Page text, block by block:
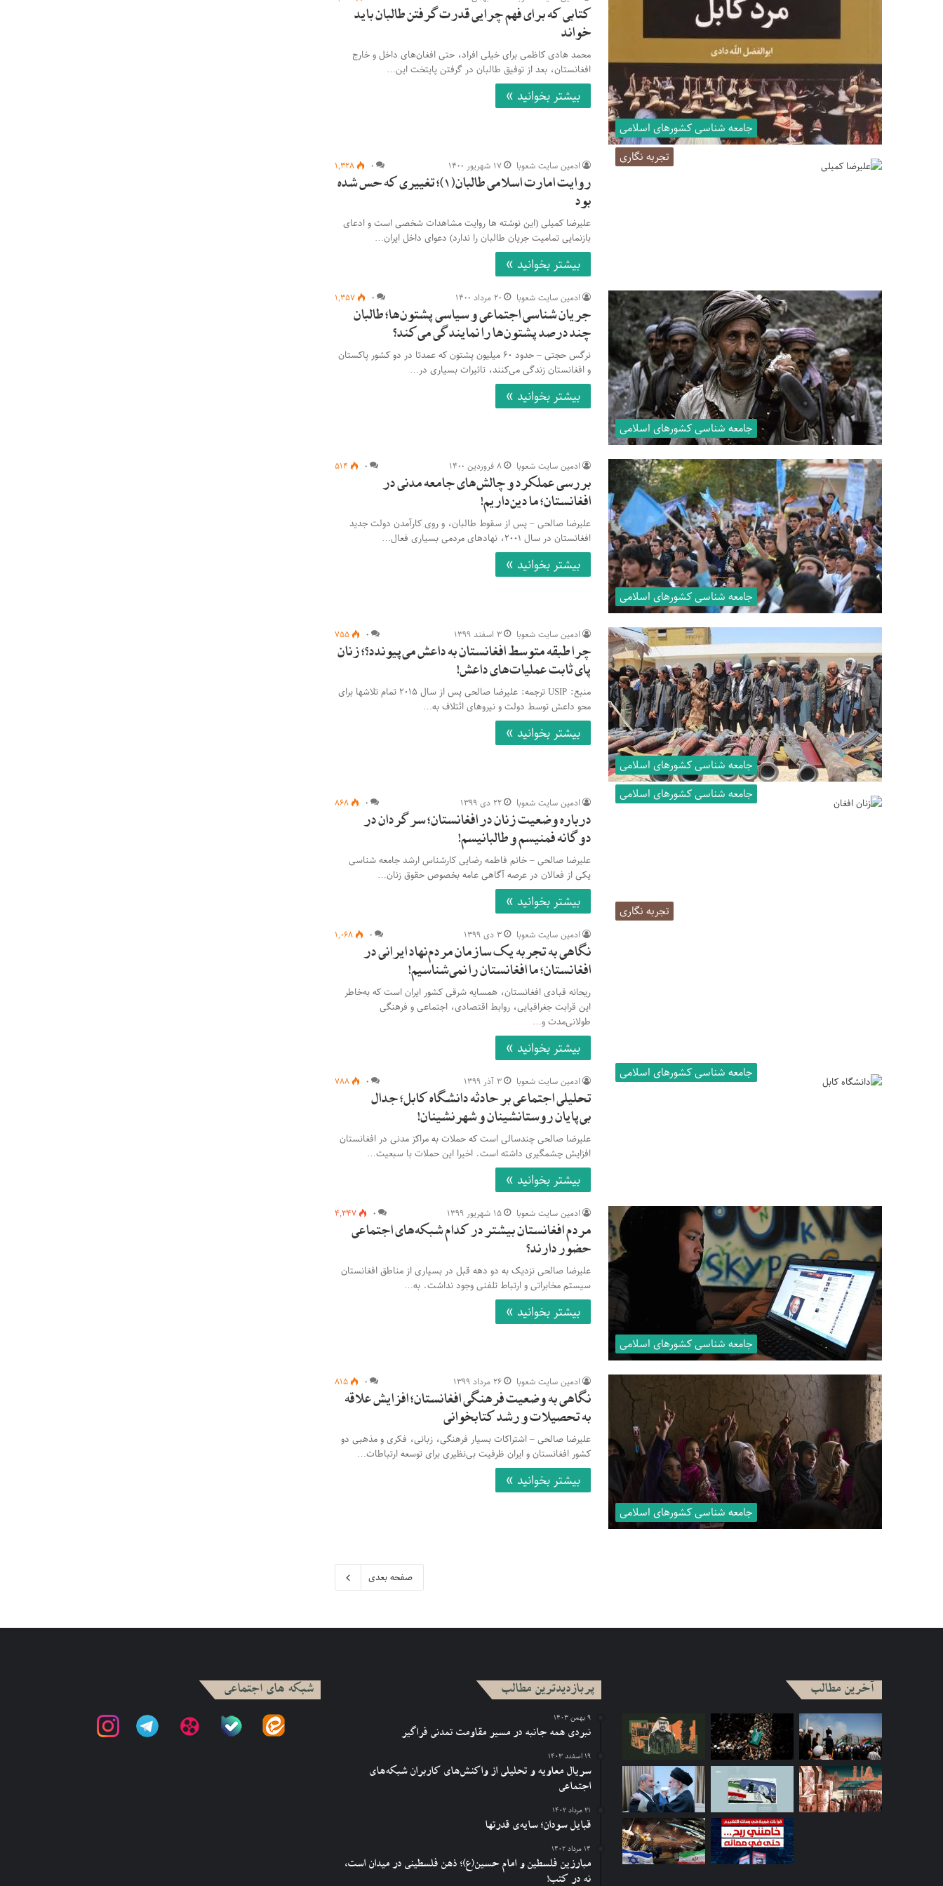
جامعه شناسی کشورهای اسلامی
کتابی که برای فهم چرایی قدرت‌گرفتن طالبان باید
خواند
محمد هادی کاظمی برای خیلی افراد، حتی افغان­‌های داخل و خارج
افغانستان، بعد از توفیق طالبان در گرفتن پایتخت این…
بیشتر بخوانید »
تجربه نگاری
ادمین سایت شعوبا ۱۷ شهریور ۱۴۰۰ ۰ ۱,۳۲۸
روایت امارت اسلامی طالبان(۱)؛ تغییری که حس شده
بود
علیرضا کمیلی (این نوشته ها روایت مشاهدات شخصی است و ادعای
بازنمایی تمامیت جریان طالبان را ندارد) دعوای داخل ایران…
بیشتر بخوانید »
جامعه شناسی کشورهای اسلامی
ادمین سایت شعوبا ۲۰ مرداد ۱۴۰۰ ۰ ۱,۳۵۷
جریان شناسی اجتماعی و سیاسی پشتون‌ها؛ طالبان
چند درصد پشتون‌ها را نمایندگی می‌کند؟
نرگس حجتی – حدود ۶۰ میلیون پشتون که عمدتا در دو کشور پاکستان
و افغانستان زندگی می‌کنند، تاثیرات بسیاری در…
بیشتر بخوانید »
جامعه شناسی کشورهای اسلامی
ادمین سایت شعوبا ۸ فروردین ۱۴۰۰ ۰ ۵۱۴
بررسی عملکرد و چالش‌های جامعه مدنی در
افغانستان؛ ما دین‌داریم!
علیرضا صالحی – پس از سقوط طالبان، و روی کارآمدن دولت جدید
افغانستان در سال ۲۰۰۱، نهادهای مردمی بسیاری فعال…
بیشتر بخوانید »
جامعه شناسی کشورهای اسلامی
ادمین سایت شعوبا ۳ اسفند ۱۳۹۹ ۰ ۷۵۵
چرا طبقه متوسط افغانستان به داعش می‌پیوندد؟؛ زنان
پای ثابت عملیات‌های داعش!
منبع: USIP ترجمه: علیرضا صالحی پس از سال ۲۰۱۵ تمام تلاشها برای
محو داعش توسط دولت و نیروهای ائتلاف به…
بیشتر بخوانید »
جامعه شناسی کشورهای اسلامی
ادمین سایت شعوبا ۲۲ دی ۱۳۹۹ ۰ ۸۶۸
درباره وضعیت زنان در افغانستان؛ سرگردان در
دوگانه فمنیسم و طالبانیسم!
علیرضا صالحی – خانم فاطمه رضایی کارشناس ارشد جامعه شناسی
یکی از فعالان در عرصه آگاهی عامه بخصوص حقوق زنان…
بیشتر بخوانید » تجربه نگاری
ادمین سایت شعوبا ۳ دی ۱۳۹۹ ۰ ۱,۰۶۸
نگاهی به تجربه‌ یک سازمان مردم‌نهاد ایرانی در
افغانستان؛ ما افغانستان را نمی‌شناسیم!
ریحانه قبادی افغانستان، همسایه شرقی کشور ایران است که به‌‌خاطر
این قرابت جغرافیایی، روابط اقتصادی، اجتماعی و فرهنگی
طولانی‌مدت و…
بیشتر بخوانید »
جامعه شناسی کشورهای اسلامی
ادمین سایت شعوبا ۳ آذر ۱۳۹۹ ۰ ۷۸۸
تحلیلی اجتماعی بر حادثه دانشگاه کابل؛ جدال
بی‌پایان روستانشینان و شهرنشینان!
علیرضا صالحی چندسالی است که حملات به مراکز مدنی در افغانستان
افزایش چشمگیری داشته است. اخیرا این حملات با سبعیت…
بیشتر بخوانید »
جامعه شناسی کشورهای اسلامی
ادمین سایت شعوبا ۱۵ شهریور ۱۳۹۹ ۰ ۴,۳۴۷
مردم افغانستان بیشتر در کدام شبکه‌های اجتماعی
حضور دارند؟
علیرضا صالحی نزدیک به دو دهه قبل در بسیاری از مناطق افغانستان
سیستم مخابراتی و ارتباط تلفنی وجود نداشت. به…
بیشتر بخوانید »
جامعه شناسی کشورهای اسلامی
ادمین سایت شعوبا ۲۶ مرداد ۱۳۹۹ ۰ ۸۱۵
نگاهی به وضعیت فرهنگی افغانستان؛ افزایش علاقه
به تحصیلات و رشد کتابخوانی
علیرضا صالحی – اشتراکات بسیار فرهنگی، زبانی، فکری و مذهبی دو
کشور افغانستان و ایران ظرفیت بی‌نظیری برای توسعه ارتباطات…
بیشتر بخوانید »
صفحه بعدی
آخرین مطالب پربازدیدترین مطالب
۹ بهمن ۱۴۰۳
نبردی همه جانبه در مسیر مقاومت تمدنی فراگیر
۱۹ اسفند ۱۴۰۳
سریال معاویه و تحلیلی از واکنش‌های کاربران شبکه‌های
اجتماعی
۲۱ مرداد ۱۴۰۲
قبایل سودان؛ سایه‌ی قدرتها
۱۴ مرداد ۱۴۰۲
مبارزین فلسطین و امام حسین(ع)؛ ذهن فلسطینی در میدان است،
نه در کتب!
شبکه های اجتماعی